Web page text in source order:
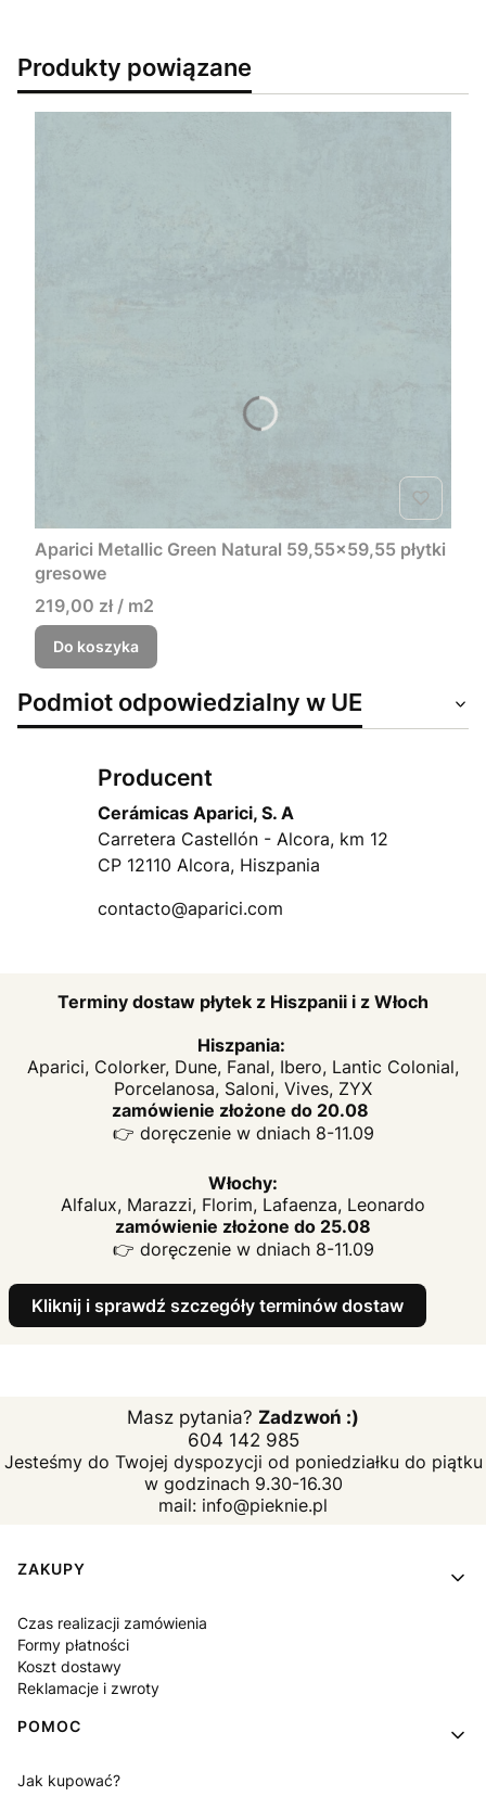
Produkty powiązane
Aparici Metallic Green Natural 59,55x59,55 płytki
gresowe
219,00 zł / m2
Do koszyka
Podmiot odpowiedzialny w UE
Producent
Cerámicas Aparici, S. A
Carretera Castellón - Alcora, km 12
CP 12110 Alcora, Hiszpania
contacto@aparici.com
Terminy dostaw płytek z Hiszpanii i z Włoch
Hiszpania:
Aparici, Colorker, Dune, Fanal, Ibero, Lantic Colonial,
Porcelanosa, Saloni, Vives, ZYX
zamówienie złożone do 20.08
👉 doręczenie w dniach 8-11.09
Włochy:
Alfalux, Marazzi, Florim, Lafaenza, Leonardo
zamówienie złożone do 25.08
👉 doręczenie w dniach 8-11.09
Kliknij i sprawdź szczegóły terminów dostaw
Masz pytania? Zadzwoń :)
604 142 985
Jesteśmy do Twojej dyspozycji od poniedziałku do piątku
w godzinach 9.30-16.30
mail: info@pieknie.pl
Linki w stopce
ZAKUPY
Czas realizacji zamówienia
Formy płatności
Koszt dostawy
Reklamacje i zwroty
POMOC
Jak kupować?